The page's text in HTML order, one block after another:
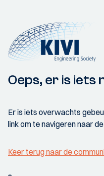
Oeps, er is iets
Er is iets overwachts
link om te navigeren naar
Keer terug naar de